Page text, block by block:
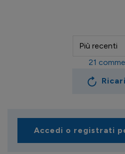
21
Accedi o registrati